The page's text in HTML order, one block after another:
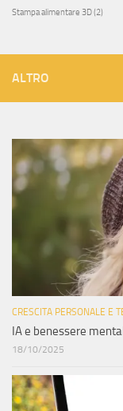
Stampa alimentare 3D(2)
ALTRO
CRESCITA PERSONALE E
IA e benessere
18/10/2025